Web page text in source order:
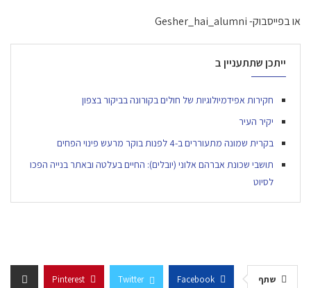
או בפייסבוק- Gesher_hai_alumni
ייתכן שתתעניין ב
חקירות אפידמיולוגיות של חולים בקורונה בביקור בצפון
יקיר העיר
בקרית שמונה מתעוררים ב-4 לפנות בוקר מרעש פינוי הפחים
תושבי שכונת אברהם אלוני (יובלים): החיים בעלטה ובאתר בנייה הפכו
לסיוט
שתף Facebook
Twitter
Pinterest